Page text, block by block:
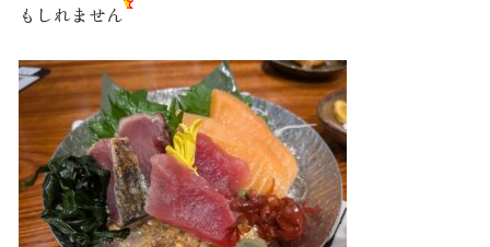
もしれません